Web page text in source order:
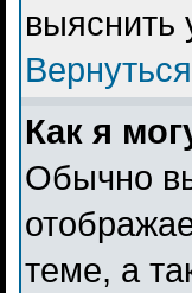
выяснить
Как я
Обычно
теме, а